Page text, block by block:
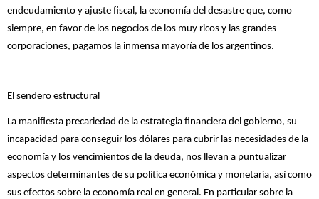
endeudamiento y ajuste fiscal, la economía del desastre que, como
siempre, en favor de los negocios de los muy ricos y las grandes
corporaciones, pagamos la inmensa mayoría de los argentinos.
El sendero estructural
La manifiesta precariedad de la estrategia financiera del gobierno, su
incapacidad para conseguir los dólares para cubrir las necesidades de la
economía y los vencimientos de la deuda, nos llevan a puntualizar
aspectos determinantes de su política económica y monetaria, así como
sus efectos sobre la economía real en general. En particular sobre la